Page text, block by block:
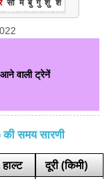
सो मं बु गु शु श
आने वाली ट्रेनें
की समय सारणी
हाल्ट
दूरी (किमी)